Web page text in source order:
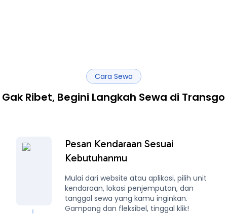
Cara Sewa
Gak Ribet, Begini Langkah Sewa di Transgo
Pesan Kendaraan Sesuai
Kebutuhanmu
Mulai dari website atau aplikasi, pilih unit
kendaraan, lokasi penjemputan, dan
tanggal sewa yang kamu inginkan.
Gampang dan fleksibel, tinggal klik!